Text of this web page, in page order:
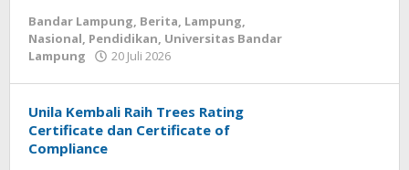
Bandar Lampung, Berita, Lampung,
Nasional, Pendidikan, Universitas Bandar
Lampung
20 Juli 2026
Unila Kembali Raih Trees Rating
Certificate dan Certificate of
Compliance